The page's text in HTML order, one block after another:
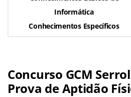
Informática
Conhecimentos Específicos
Concurso GCM
Prova de Aptidão